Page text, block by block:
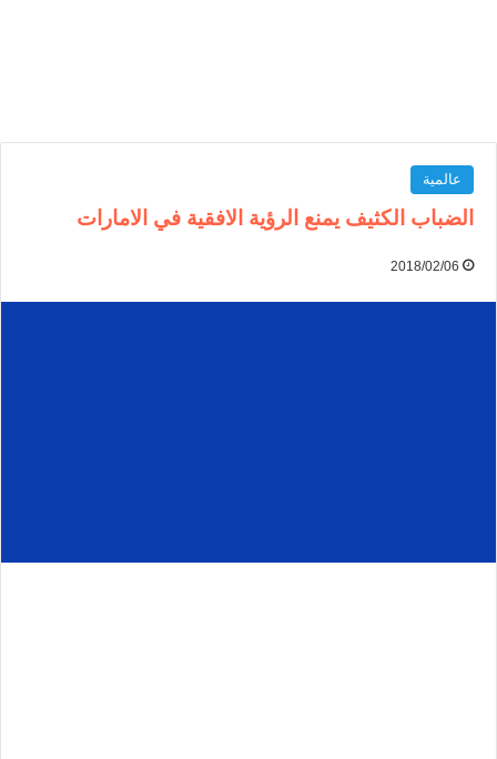
عالمية
الضباب الكثيف يمنع الرؤية الافقية في الامارات
2018/02/06